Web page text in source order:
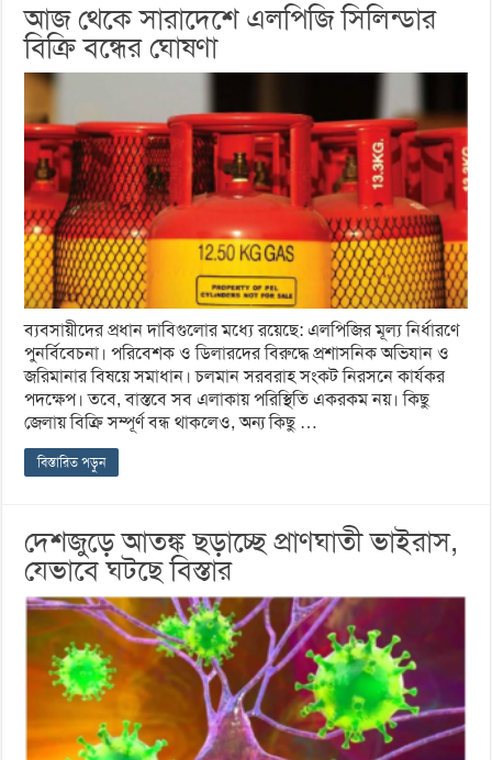
আজ থেকে সারাদেশে এলপিজি সিলিন্ডার
বিক্রি বন্ধের ঘোষণা
ব্যবসায়ীদের প্রধান দাবিগুলোর মধ্যে রয়েছে: এলপিজির মূল্য নির্ধারণে
পুনর্বিবেচনা। পরিবেশক ও ডিলারদের বিরুদ্ধে প্রশাসনিক অভিযান ও
জরিমানার বিষয়ে সমাধান। চলমান সরবরাহ সংকট নিরসনে কার্যকর
পদক্ষেপ। তবে, বাস্তবে সব এলাকায় পরিস্থিতি একরকম নয়। কিছু
জেলায় বিক্রি সম্পূর্ণ বন্ধ থাকলেও, অন্য কিছু …
বিস্তারিত পড়ুন
দেশজুড়ে আতঙ্ক ছড়াচ্ছে প্রাণঘাতী ভাইরাস,
যেভাবে ঘটছে বিস্তার